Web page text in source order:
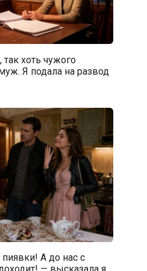
хоть чужого
Я подала на развод
А до нас с